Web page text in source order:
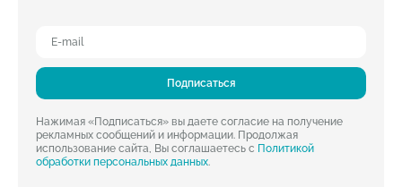
Подписаться
Нажимая «Подписаться» вы даете согласие на получение
рекламных сообщений и информации. Продолжая
использование сайта, Вы соглашаетесь с Политикой
обработки персональных данных.